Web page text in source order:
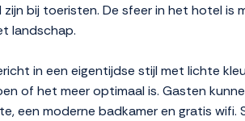
bij toeristen. De sfeer in het hotel is
landschap.
in een eigentijdse stijl met lichte
of het meer optimaal is. Gasten
een moderne badkamer en gratis wifi.